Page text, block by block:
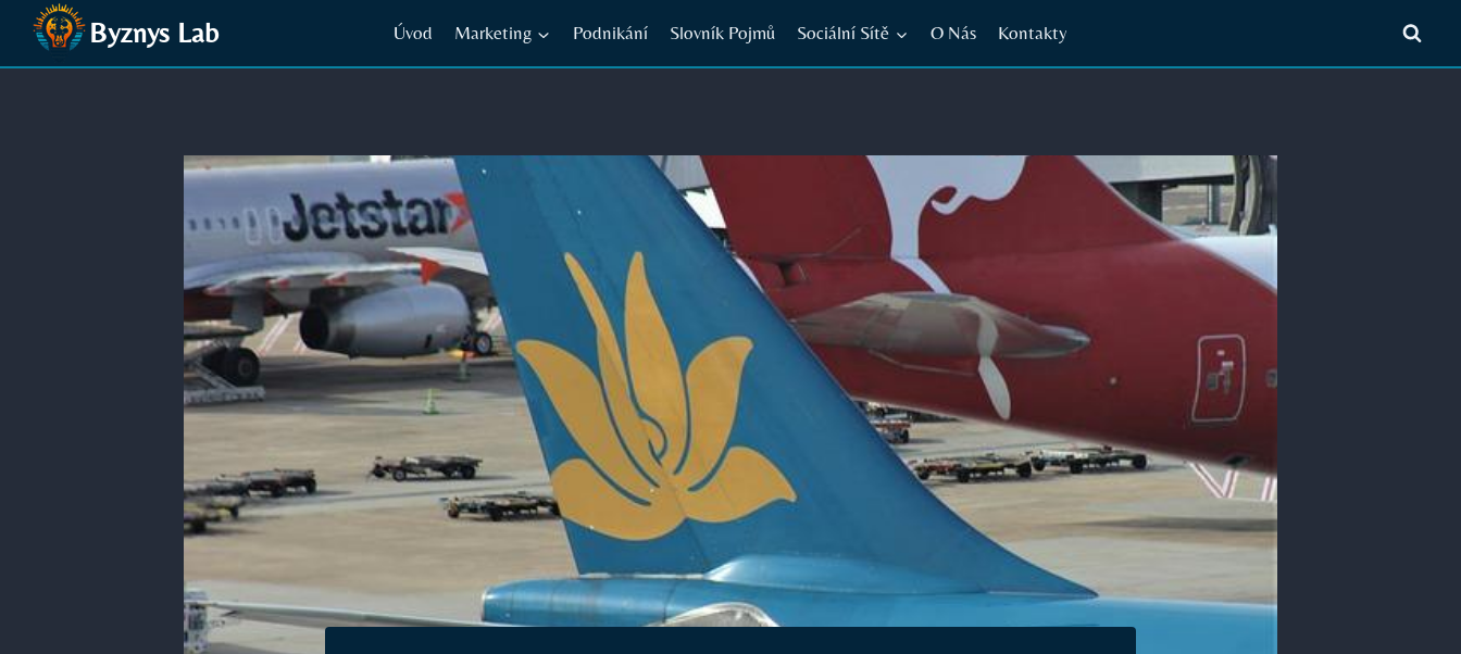
Přeskočit
obsah
Byznys Lab Úvod Marketing Podnikání Slovník Pojmů Sociální Sítě O Nás Kontakty